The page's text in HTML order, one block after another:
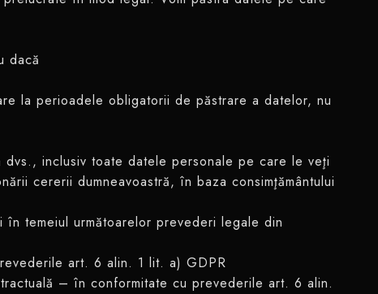
dacă
la perioadele obligatorii de păstrare a datelor, nu
inclusiv toate datele personale pe care le veţi
cererii dumneavoastră, în baza consimţământului
temeiul următoarelor prevederi legale din
art. 6 alin. 1 lit. a) GDPR
– în conformitate cu prevederile art. 6 alin.